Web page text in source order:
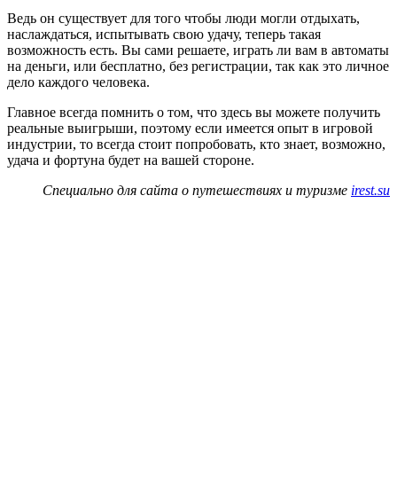
Ведь он существует для того чтобы люди могли отдыхать,
наслаждаться, испытывать свою удачу, теперь такая
возможность есть. Вы сами решаете, играть ли вам в автоматы
на деньги, или бесплатно, без регистрации, так как это личное
дело каждого человека.
Главное всегда помнить о том, что здесь вы можете получить
реальные выигрыши, поэтому если имеется опыт в игровой
индустрии, то всегда стоит попробовать, кто знает, возможно,
удача и фортуна будет на вашей стороне.
Специально для сайта о путешествиях и туризме irest.su